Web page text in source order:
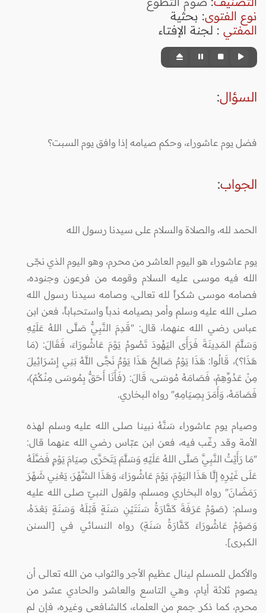
نوع الفتوى: بحثية
المفتي : لجنة الإفتاء
السؤال:
فضل يوم عاشوراء، وحكم صيامه إذا وافق يوم السبت؟
الجواب:
الحمد لله، والصلاة والسلام على سيدنا رسول الله
يوم عاشوراء هو اليوم العاشر من محرم، وهو اليوم الذي نجّى
الله فيه موسى عليه السلام وقومه من فرعون وجنوده،
فصامه موسى شكراً لله تعالى، وصامه سيدنا رسول الله
صلى الله عليه وسلم وأمر بصيامه ندباً واستحباباً، فعن ابن
عباس رضي الله عنهما، قال: "قَدِمَ النَّبِيُّ صَلَّى اللهُ عَلَيْهِ
وَسَلَّمَ المَدِينَةَ فَرَأَى اليَهُودَ تَصُومُ يَوْمَ عَاشُورَاءَ، فَقَالَ: (مَا
هَذَا؟)، قَالُوا: هَذَا يَوْمٌ صَالِحٌ هَذَا يَوْمٌ نَجَّى اللَّهُ بَنِي إِسْرَائِيلَ
مِنْ عَدُوِّهِمْ، فَصَامَهُ مُوسَى، قَالَ: (فَأَنَا أَحَقُّ بِمُوسَى مِنْكُمْ)،
فَصَامَهُ، وَأَمَرَ بِصِيَامِهِ" رواه البخاري.
وصيام يوم عاشوراء سَنَّهُ نبينا صلى الله عليه وسلم لهذه
الأمة وقد رغّب فيه، فعن ابن عبّاس رضي الله عنهما قال:
"مَا رَأَيْتُ النَّبِيَّ صَلَّى اللهُ عَلَيْهِ وَسَلَّمَ يَتَحَرَّى صِيَامَ يَوْمٍ فَضَّلَهُ
عَلَى غَيْرِهِ إِلَّا هَذَا اليَوْمَ، يَوْمَ عَاشُورَاءَ، وَهَذَا الشَّهْرَ، يَعْنِي شَهْرَ
رَمَضَانَ" رواه البخاري ومسلم، ولقول النبيّ صلى الله عليه
وسلم: (صَوْمُ عَرَفَةَ كَفَّارَةُ سَنَتَيْنِ سَنَةٍ قَبْلَهُ وَسَنَةٍ بَعْدَهُ،
وَصَوْمُ عَاشُورَاءَ كَفَّارَةُ سَنَةٍ) رواه النسائي في [السنن
الكبرى].
والأكمل للمسلم لينال عظيم الأجر والثواب من الله تعالى أن
يصوم ثلاثة أيام، وهي التاسع والعاشر والحادي عشر من
محرم، كما ذكر جمع من العلماء، كالشافعي وغيره، فإن لم